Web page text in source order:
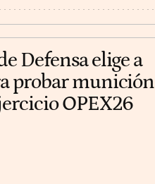
Defensa elige a
probar munición
OPEX26